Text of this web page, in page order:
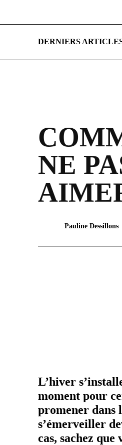
DERNIERS
NE
Pauline Dessillons
L’hiver
moment pour
promener dans
s’émerveiller
cas, sachez que